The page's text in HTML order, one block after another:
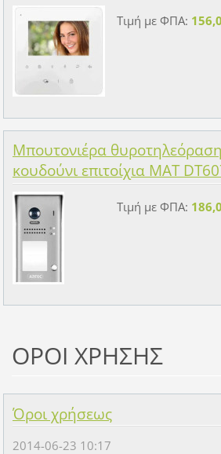
Τιμή με ΦΠΑ:
Μπουτονιέρα
κουδούνι επιτοίχια MAT
Τιμή με ΦΠΑ:
ΟΡΟΙ ΧΡΗΣΗΣ
Όροι χρήσεως
2014-06-23 10:17